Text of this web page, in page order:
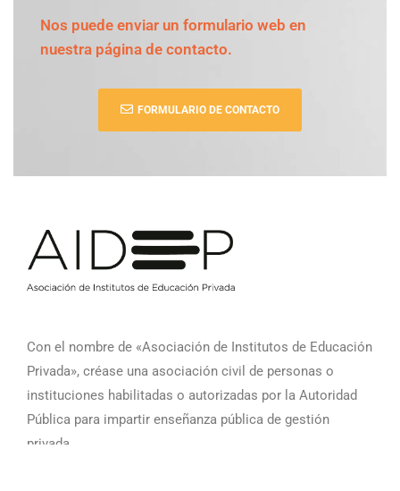
Nos puede enviar un formulario web en
nuestra página de contacto.
FORMULARIO DE CONTACTO
Con el nombre de «Asociación de Institutos de Educación
Privada», créase una asociación civil de personas o
instituciones habilitadas o autorizadas por la Autoridad
Pública para impartir enseñanza pública de gestión
privada.